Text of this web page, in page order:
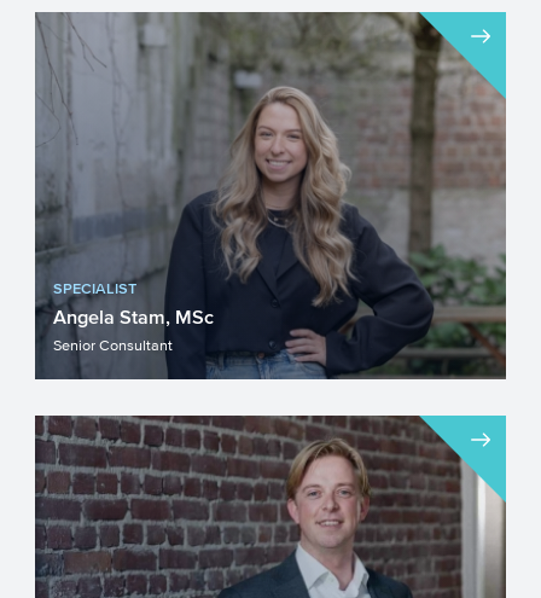
SPECIALIST
Angela Stam, MSc
Senior Consultant